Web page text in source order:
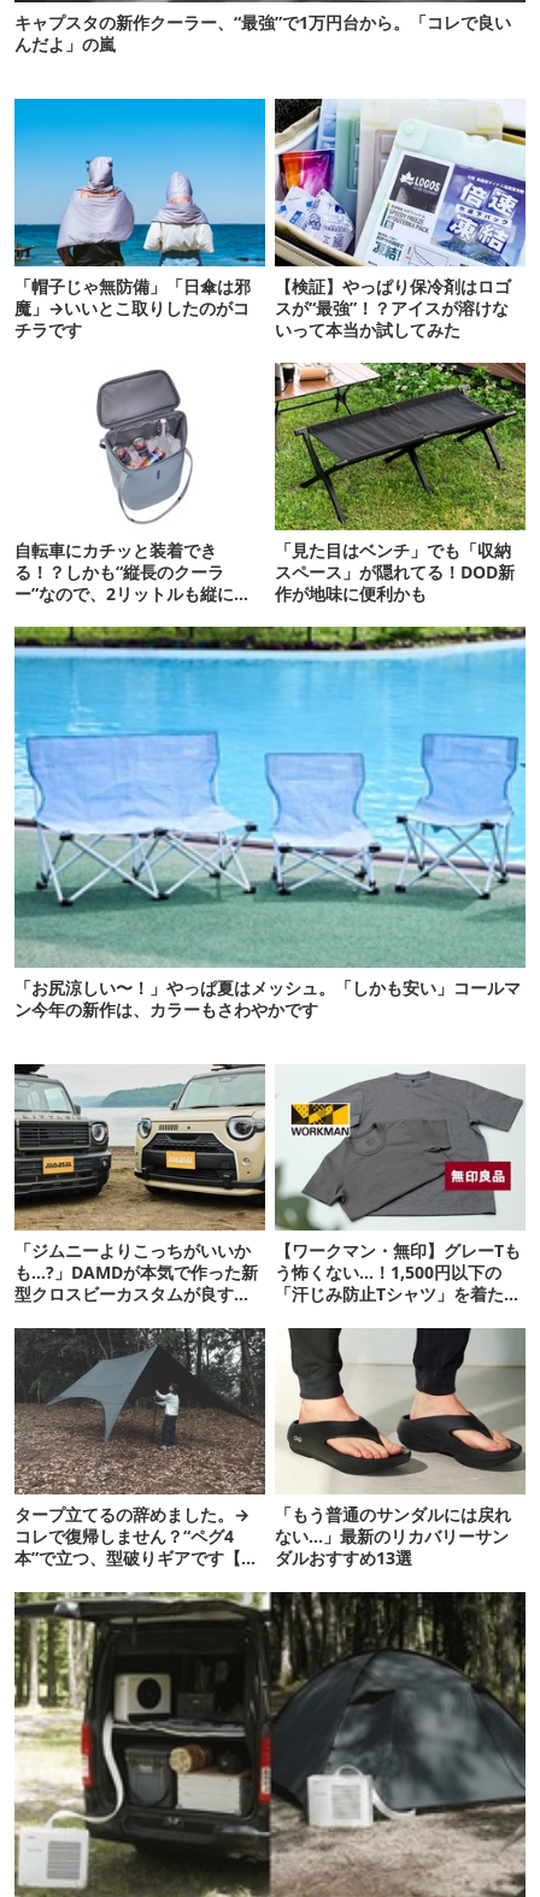
キャプスタの新作クーラー、“最強”で1万円台から。「コレで良い
んだよ」の嵐
「帽子じゃ無防備」「日傘は邪
魔」→いいとこ取りしたのがコ
チラです
【検証】やっぱり保冷剤はロゴ
スが“最強”！？アイスが溶けな
いって本当か試してみた
自転車にカチッと装着でき
る！？しかも“縦長のクーラ
ー”なので、2リットルも縦に入
「見た目はベンチ」でも「収納
スペース」が隠れてる！DOD新
作が地味に便利かも
「お尻涼しい〜！」やっぱ夏はメッシュ。「しかも安い」コールマ
ン今年の新作は、カラーもさわやかです
「ジムニーよりこっちがいいか
も…?」DAMDが本気で作った新
型クロスビーカスタムが良すぎ
【ワークマン・無印】グレーTも
う怖くない…！1,500円以下の
「汗じみ防止Tシャツ」を着たら
タープ立てるの辞めました。→
コレで復帰しません？“ペグ4
本”で立つ、型破りギアです【ド
「もう普通のサンダルには戻れ
ない…」最新のリカバリーサン
ダルおすすめ13選